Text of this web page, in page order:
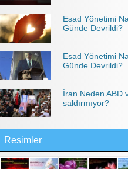
Esad Yönetimi
Günde Devrildi?
Esad Yönetimi
Günde Devrildi?
İran Neden ABD
saldırmıyor?
Resimler